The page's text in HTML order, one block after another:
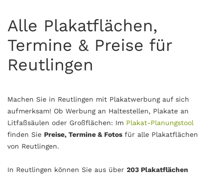
Alle Plakatflächen,
Termine & Preise für
Reutlingen
Machen Sie in Reutlingen mit Plakatwerbung auf sich
aufmerksam! Ob Werbung an Haltestellen, Plakate an
Litfaßsäulen oder Großflächen: Im Plakat-Planungstool
finden Sie Preise, Termine & Fotos für alle Plakatflächen
von Reutlingen.
In Reutlingen können Sie aus über 203 Plakatflächen